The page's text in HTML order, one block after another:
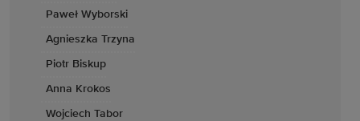
Paweł Wyborski
Agnieszka Trzyna
Piotr Biskup
Anna Krokos
Wojciech Tabor